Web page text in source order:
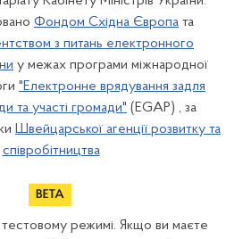
Фондом Східна Європа та
з питань електронного
у межах програми міжнародної
"Електронне врядування задля
та участі громади" (EGAP) , за
Швейцарської агенції розвитку та
співробітництва
режимі. Якщо ви маєте